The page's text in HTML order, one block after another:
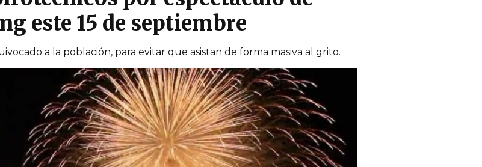
este 15 de septiembre
a la población, para evitar que asistan de forma masiva al grito.